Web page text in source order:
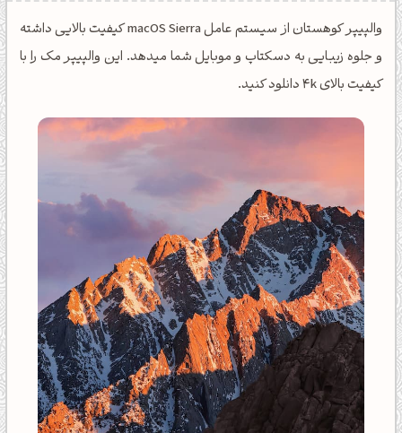
والپیپر کوهستان از سیستم عامل macOS Sierra کیفیت بالایی داشته
و جلوه زیبایی به دسکتاپ و موبایل شما میدهد. این والپیپر مک را با
کیفیت بالای 4k دانلود کنید.